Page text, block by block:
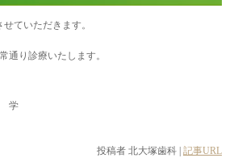
ていただきます。
通り診療いたします。
学
投稿者 北大塚歯科 | 記事URL